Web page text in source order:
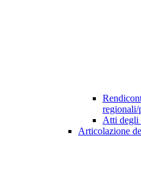
Atti degli
Articolazione